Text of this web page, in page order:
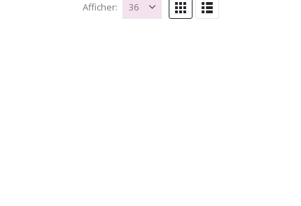
Afficher: